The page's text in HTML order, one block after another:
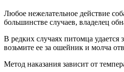
Любое нежелательное действие
большинстве случаев, владелец
В редких случаях питомца удается
возьмите ее за ошейник и молча
Метод наказания зависит от